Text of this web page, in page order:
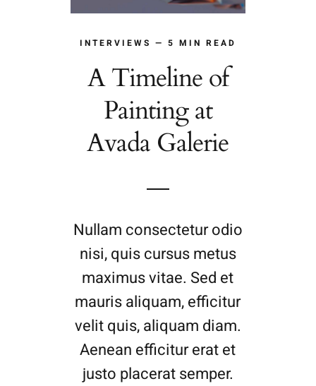
INTERVIEWS — 5 MIN READ
A Timeline of
Painting at
Avada Galerie
Nullam consectetur odio
nisi, quis cursus metus
maximus vitae. Sed et
mauris aliquam, efficitur
velit quis, aliquam diam.
Aenean efficitur erat et
justo placerat semper.